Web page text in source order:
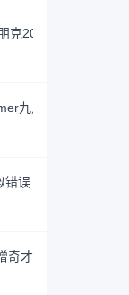
克2077》女角色素
九点提升用户体验
误 价格创史低价
奇才转机系统 玩法全